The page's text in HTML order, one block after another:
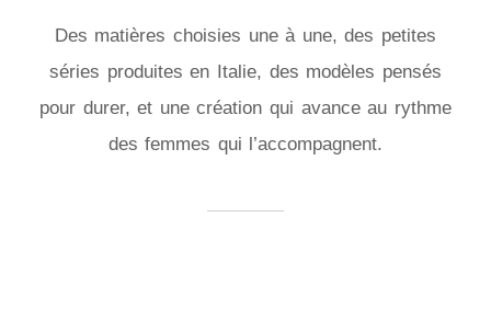
Des matières choisies une à une, des petites
séries produites en Italie, des modèles pensés
pour durer, et une création qui avance au rythme
des femmes qui l’accompagnent.